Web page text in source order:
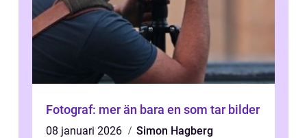
Fotograf: mer än bara en som tar bilder
08 januari 2026
Simon Hagberg